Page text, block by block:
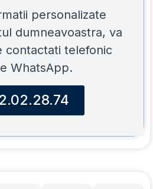
personalizate
dumneavoastra, va
contactati telefonic
WhatsApp.